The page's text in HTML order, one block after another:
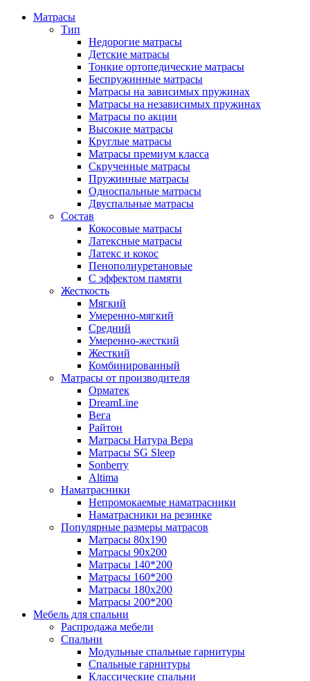
Матрасы
Тип
Недорогие матрасы
Детские матрасы
Тонкие ортопедические матрасы
Беспружинные матрасы
Матрасы на зависимых пружинах
Матрасы на независимых пружинах
Матрасы по акции
Высокие матрасы
Круглые матрасы
Матрасы премиум класса
Скрученные матрасы
Пружинные матрасы
Односпальные матрасы
Двуспальные матрасы
Состав
Кокосовые матрасы
Латексные матрасы
Латекс и кокос
Пенополиуретановые
С эффектом памяти
Жесткость
Мягкий
Умеренно-мягкий
Средний
Умеренно-жесткий
Жесткий
Комбинированный
Матрасы от производителя
Орматек
DreamLine
Вега
Райтон
Матрасы Натура Вера
Матрасы SG Sleep
Sonberry
Altima
Наматрасники
Непромокаемые наматрасники
Наматрасники на резинке
Популярные размеры матрасов
Матрасы 80x190
Матрасы 90x200
Матрасы 140*200
Матрасы 160*200
Матрасы 180x200
Матрасы 200*200
Мебель для спальни
Распродажа мебели
Спальни
Модульные спальные гарнитуры
Спальные гарнитуры
Классические спальни